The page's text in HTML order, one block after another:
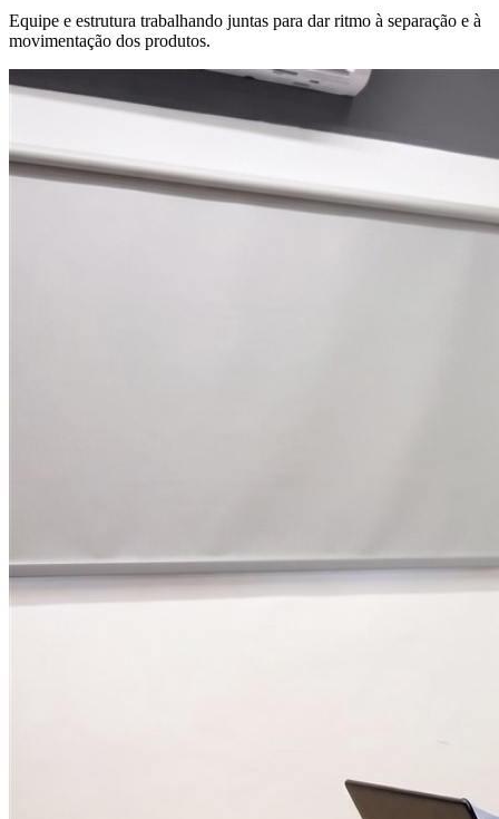
Equipe e estrutura trabalhando juntas para dar ritmo à separação e à
movimentação dos produtos.